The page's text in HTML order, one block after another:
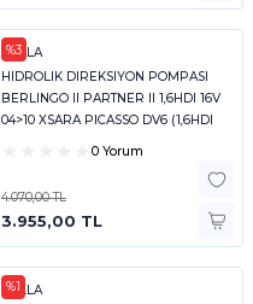
%3
HELLA
HIDROLIK DIREKSIYON POMPASI
BERLINGO II PARTNER II 1,6HDI 16V
04>10 XSARA PICASSO DV6 (1,6HDI
0 Yorum
4.070,00 TL
3.955,00 TL
%1
HELLA